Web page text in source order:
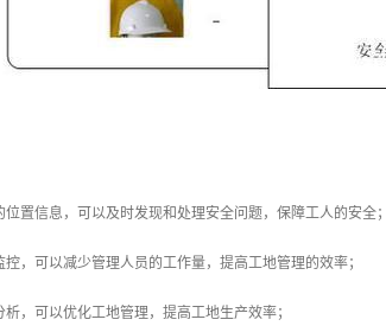
置信息，可以及时发现和处理安全问题，保障工人的安全
，可以减少管理人员的工作量，提高工地管理的效率；
，可以优化工地管理，提高工地生产效率；